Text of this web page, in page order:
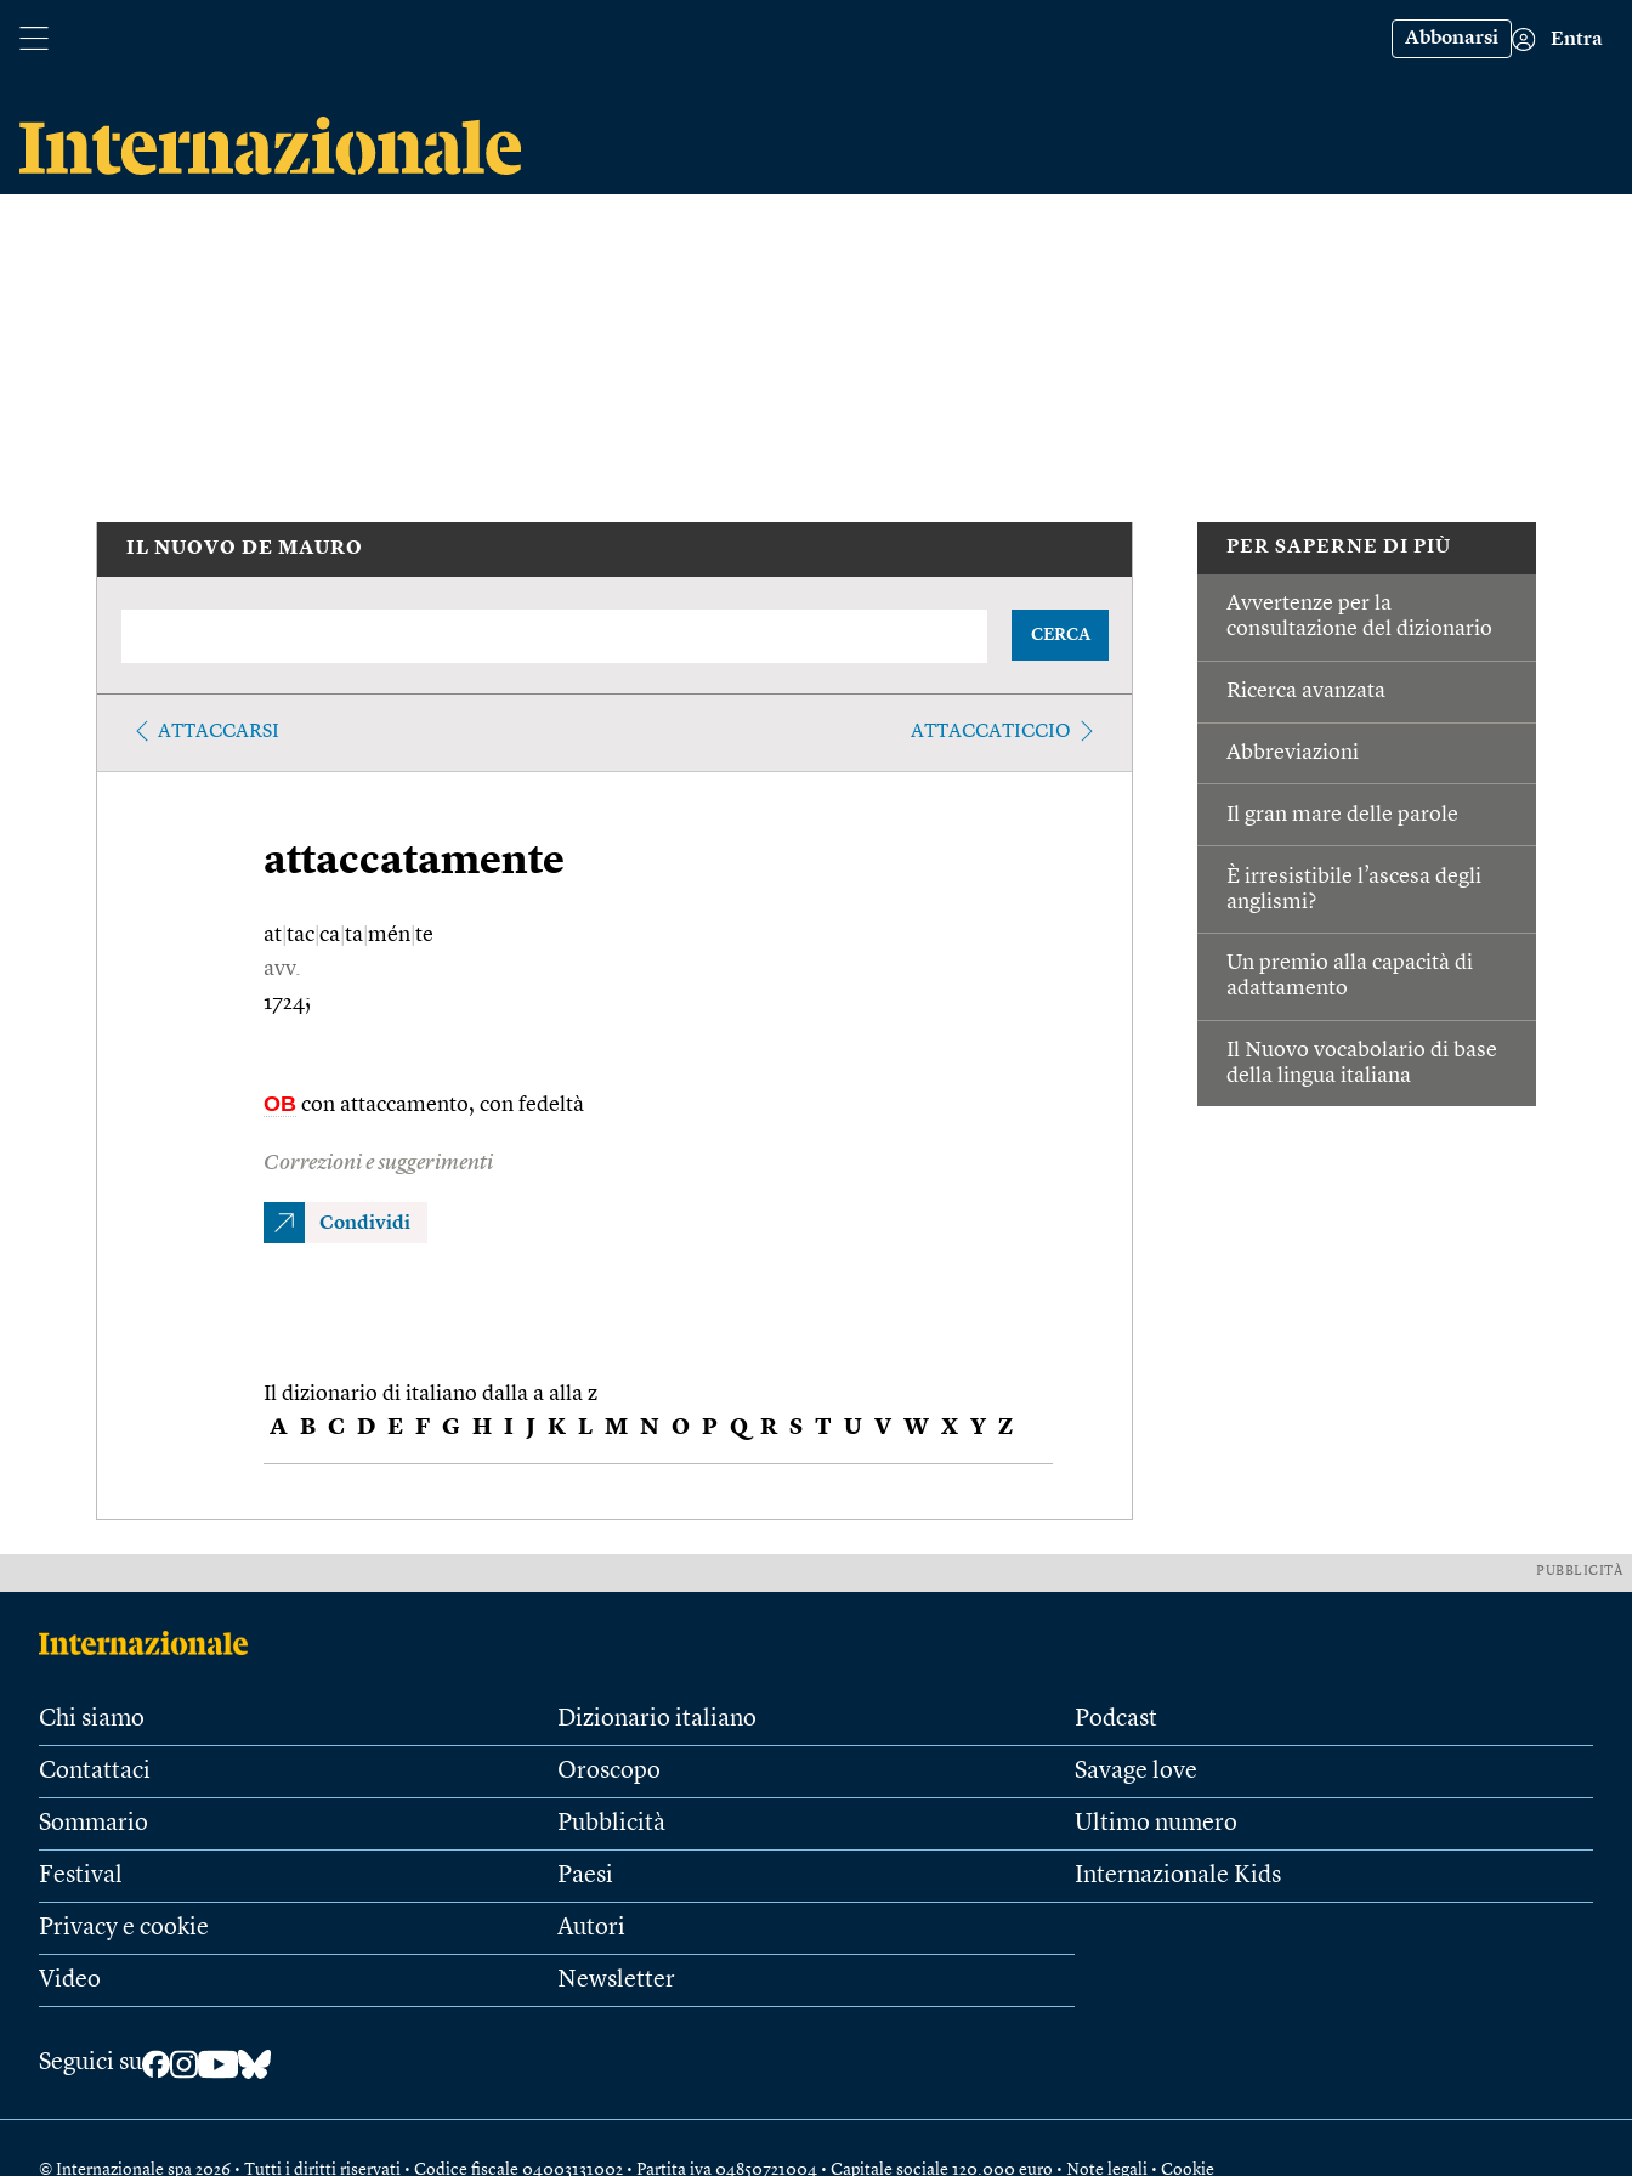
Abbonarsi Entra
PER SAPERNE DI PIÙ
Avvertenze per la
consultazione del dizionario
Ricerca avanzata
Abbreviazioni
Il gran mare delle parole
È irresistibile l’ascesa degli
anglismi?
Un premio alla capacità di
adattamento
Il Nuovo vocabolario di base
della lingua italiana
IL NUOVO DE MAURO
CERCA
ATTACCARSI ATTACCATICCIO
attaccatamente
at tac ca ta mén te
avv.
1724;
OB con attaccamento, con fedeltà
Correzioni e suggerimenti
Condividi
Il dizionario di italiano dalla a alla z
A B C D E F G H I J K L M N O P Q R S T U V W X Y Z
PUBBLICITÀ
Chi siamo
Contattaci
Sommario
Festival
Privacy e cookie
Video
Dizionario italiano
Oroscopo
Pubblicità
Paesi
Autori
Newsletter
Podcast
Savage love
Ultimo numero
Internazionale Kids
Seguici su
© Internazionale spa 2026 • Tutti i diritti riservati • Codice fiscale 04003131002 • Partita iva 04850721004 • Capitale sociale 120.000 euro • Note legali • Cookie